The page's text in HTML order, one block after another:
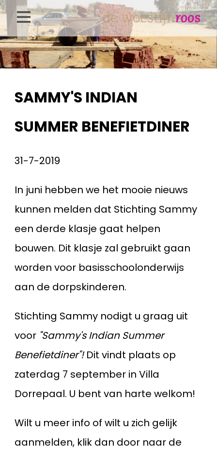
Overslaan
en
naar
de
gaan
SAMMY'S INDIAN
SUMMER BENEFIETDINER
31-7-2019
In juni hebben we het mooie nieuws
kunnen melden dat Stichting Sammy
een derde klasje gaat helpen
bouwen. Dit klasje zal gebruikt gaan
worden voor basisschoolonderwijs
aan de dorpskinderen.
Stichting Sammy nodigt u graag uit
voor "Sammy's Indian Summer
Benefietdiner"!Dit vindt plaats op
zaterdag 7 september in Villa
Dorrepaal. U bent van harte welkom!
Wilt u meer info of wilt u zich gelijk
aanmelden, klik dan door naar de